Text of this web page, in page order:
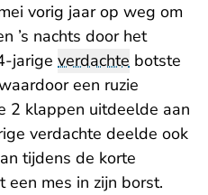
vorig jaar op weg om
’s nachts door het
jarige verdachte botste
een ruzie
2 klappen uitdeelde aan
verdachte deelde ook
tijdens de korte
een mes in zijn borst.